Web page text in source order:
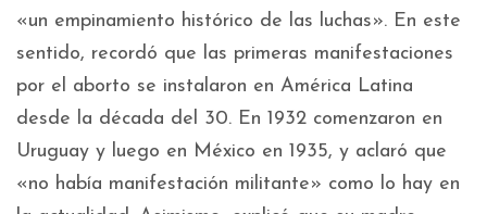
«un empinamiento histórico de las luchas». En este
sentido, recordó que las primeras manifestaciones
por el aborto se instalaron en América Latina
desde la década del 30. En 1932 comenzaron en
Uruguay y luego en México en 1935, y aclaró que
«no había manifestación militante» como lo hay en